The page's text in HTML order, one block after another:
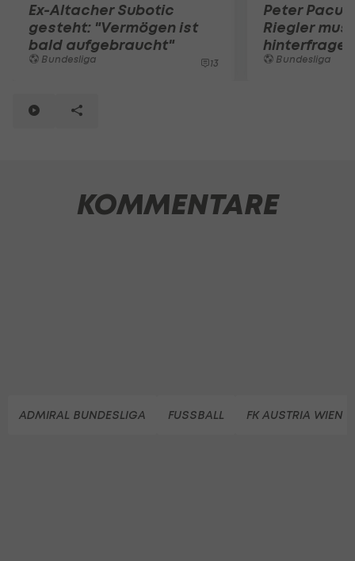
Ex-Altacher Subotic
gesteht: "Vermögen ist
bald aufgebraucht"
Bundesliga 13
Peter
Riegler
Bundesliga
KOMMENTARE
ADMIRAL BUNDESLIGA FUSSBALL FK AUSTRIA WIEN